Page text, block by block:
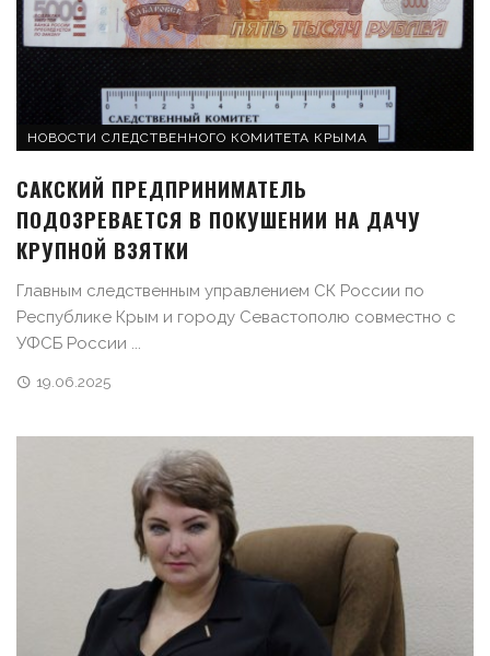
НОВОСТИ СЛЕДСТВЕННОГО КОМИТЕТА КРЫМА
САКСКИЙ ПРЕДПРИНИМАТЕЛЬ
ПОДОЗРЕВАЕТСЯ В ПОКУШЕНИИ НА ДАЧУ
КРУПНОЙ ВЗЯТКИ
Главным следственным управлением СК России по
Республике Крым и городу Севастополю совместно с
УФСБ России ...
19.06.2025